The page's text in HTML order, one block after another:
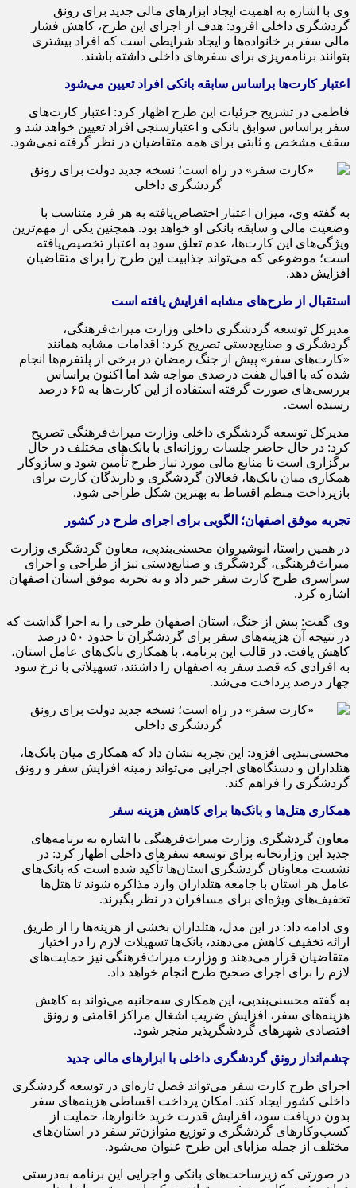
وی با اشاره به اهمیت ایجاد ابزارهای مالی جدید برای رونق
گردشگری داخلی افزود: هدف از اجرای این طرح، کاهش فشار
مالی سفر بر خانواده‌ها و ایجاد شرایطی است که افراد بیشتری
بتوانند برنامه‌ریزی برای سفرهای داخلی داشته باشند.
اعتبار کارت‌ها براساس سابقه بانکی افراد تعیین می‌شود
فاطمی در تشریح جزئیات این طرح اظهار کرد: اعتبار کارت‌های
سفر براساس سوابق بانکی و اعتبارسنجی افراد تعیین خواهد شد و
سقف مشخص و ثابتی برای همه متقاضیان در نظر گرفته نمی‌شود.
به گفته وی، میزان اعتبار اختصاص‌یافته به هر فرد متناسب با
وضعیت مالی و سابقه بانکی او خواهد بود. همچنین یکی از مهم‌ترین
ویژگی‌های این کارت‌ها، عدم تعلق سود به اعتبار تخصیص‌یافته
است؛ موضوعی که می‌تواند جذابیت این طرح را برای متقاضیان
افزایش دهد.
استقبال از طرح‌های مشابه افزایش یافته است
مدیرکل توسعه گردشگری داخلی وزارت میراث‌فرهنگی،
گردشگری و صنایع‌دستی تصریح کرد: اقدامات مشابه همانند
«کارت‌های سفر» پیش از جنگ رمضان در برخی از پلتفرم‌ها انجام
شده که با اقبال هفت درصدی مواجه شد اما اکنون براساس
بررسی‌های صورت گرفته استفاده از این کارت‌ها به ۶۵ درصد
رسیده است.
مدیرکل توسعه گردشگری داخلی وزارت میراث‌فرهنگی تصریح
کرد: در حال حاضر جلسات روزانه‌ای با بانک‌های مختلف در حال
برگزاری است تا منابع مالی مورد نیاز طرح تأمین شود و سازوکار
همکاری میان بانک‌ها، فعالان گردشگری و دارندگان کارت برای
بازپرداخت منظم اقساط به بهترین شکل طراحی شود.
تجربه موفق اصفهان؛ الگویی برای اجرای طرح در کشور
در همین راستا، انوشیروان محسنی‌بندپی، معاون گردشگری وزارت
میراث‌فرهنگی، گردشگری و صنایع‌دستی نیز از طراحی و اجرای
سراسری طرح کارت سفر خبر داد و به تجربه موفق استان اصفهان
اشاره کرد.
وی گفت: پیش از جنگ، استان اصفهان طرحی را به اجرا گذاشت که
در نتیجه آن هزینه‌های سفر برای گردشگران تا حدود ۵۰ درصد
کاهش یافت. در قالب این برنامه، با همکاری بانک‌های عامل استان،
به افرادی که قصد سفر به اصفهان را داشتند، تسهیلاتی با نرخ سود
چهار درصد پرداخت می‌شد.
محسنی‌بندپی افزود: این تجربه نشان داد که همکاری میان بانک‌ها،
هتلداران و دستگاه‌های اجرایی می‌تواند زمینه افزایش سفر و رونق
گردشگری را فراهم کند.
همکاری هتل‌ها و بانک‌ها برای کاهش هزینه سفر
معاون گردشگری وزارت میراث‌فرهنگی با اشاره به برنامه‌های
جدید این وزارتخانه برای توسعه سفرهای داخلی اظهار کرد: در
نشست معاونان گردشگری استان‌ها تأکید شده است که بانک‌های
عامل هر استان با جامعه هتلداران وارد مذاکره شوند تا هتل‌ها
تخفیف‌های ویژه‌ای برای مسافران در نظر بگیرند.
وی ادامه داد: در این مدل، هتلداران بخشی از هزینه‌ها را از طریق
ارائه تخفیف کاهش می‌دهند، بانک‌ها تسهیلات لازم را در اختیار
متقاضیان قرار می‌دهند و وزارت میراث‌فرهنگی نیز حمایت‌های
لازم را برای اجرای صحیح طرح انجام خواهد داد.
به گفته محسنی‌بندپی، این همکاری سه‌جانبه می‌تواند به کاهش
هزینه‌های سفر، افزایش ضریب اشغال مراکز اقامتی و رونق
اقتصادی شهرهای گردشگرپذیر منجر شود.
چشم‌انداز رونق گردشگری داخلی با ابزارهای مالی جدید
اجرای طرح کارت سفر می‌تواند فصل تازه‌ای در توسعه گردشگری
داخلی کشور ایجاد کند. امکان پرداخت اقساطی هزینه‌های سفر
بدون دریافت سود، افزایش قدرت خرید خانوارها، حمایت از
کسب‌وکارهای گردشگری و توزیع متوازن‌تر سفر در استان‌های
مختلف از جمله مزایای این طرح عنوان می‌شود.
در صورتی که زیرساخت‌های بانکی و اجرایی این برنامه به‌درستی